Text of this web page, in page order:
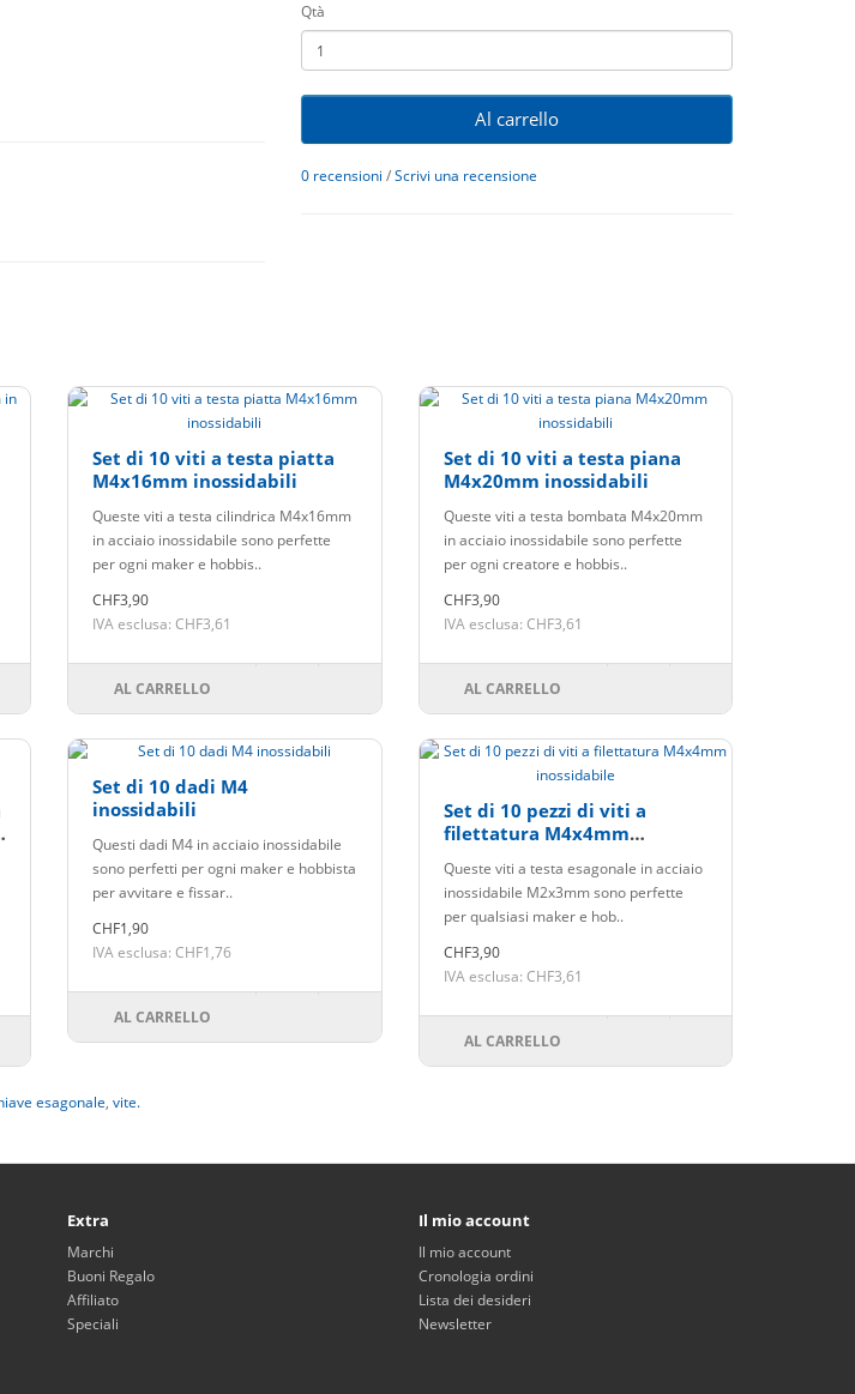
Qtà
Al carrello
0 recensioni /Scrivi una recensione
Set di 10 viti a testa piatta
M4x16mm inossidabili
Queste viti a testa cilindrica M4x16mm
in acciaio inossidabile sono perfette
per ogni maker e hobbis..
CHF3,90
IVA esclusa: CHF3,61
AL CARRELLO
Set di 10 viti a testa piana
M4x20mm inossidabili
Queste viti a testa bombata M4x20mm
in acciaio inossidabile sono perfette
per ogni creatore e hobbis..
CHF3,90
IVA esclusa: CHF3,61
AL CARRELLO
Set di 10 dadi M4
inossidabili
Questi dadi M4 in acciaio inossidabile
sono perfetti per ogni maker e hobbista
per avvitare e fissar..
CHF1,90
IVA esclusa: CHF1,76
AL CARRELLO
Set di 10 pezzi di viti a
filettatura M4x4mm
Queste viti a testa esagonale in acciaio
inossidabile M2x3mm sono perfette
per qualsiasi maker e hob..
CHF3,90
IVA esclusa: CHF3,61
AL CARRELLO
esagonale, vite.
Extra
Marchi
Buoni Regalo
Affiliato
Speciali
Il mio account
Il mio account
Cronologia ordini
Lista dei desideri
Newsletter